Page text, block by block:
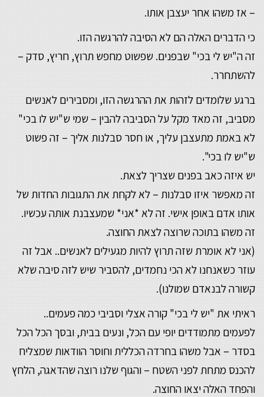
– אז משהו אחר יעצבן אותו.
כי הדברים האלה הם לא הסיבה להרגשה הזו.
זה ה"יש לי בכי" שבפנים. שפשוט מחפש תרוץ, חריץ, סדק –
להשתחרר.
ברגע שלומדים לזהות את ההרגשה הזו, ומסבירים לאנשים
מסביב, זה מאד מקל על הסביבה להבין – שמי ש"יש לו בכי"
לא באמת מתעצבן עליך, או חסר סבלנות אליך – זה פשוט
ש"יש לו בכי".
יש איזה כאב בפנים שצריך לצאת.
זה מאפשר איזו סבלנות – לא לקחת את התגובות החדות של
אותו אדם באופן אישי. זה לא *אני* שמעצבנת אותה עכשיו.
זה משהו בתוכה שרוצה לצאת החוצה.
(אני לא אומרת שזה תרוץ להיות מגעילים לאנשים.. אבל זה
עוזר כשאנחנו לא הכי נחמדים, להסביר שיש לזה סיבה שלא
קשורה לבנאדם שמולנו).
ראיתי את "יש לי בכי" קורה אצלי וסביבי כמה פעמים..
לפעמים מתמודדים יופי עם הכל, ונעים בבית, ובסך הכל הכל
בסדר – אבל משהו בחרדה הכללית וחוסר הוודאות שמצליח
להכנס מתחת לפני השטח – והגוף שלנו רוצה שהדאגה, הלחץ
והפחד האלה יצאו החוצה.